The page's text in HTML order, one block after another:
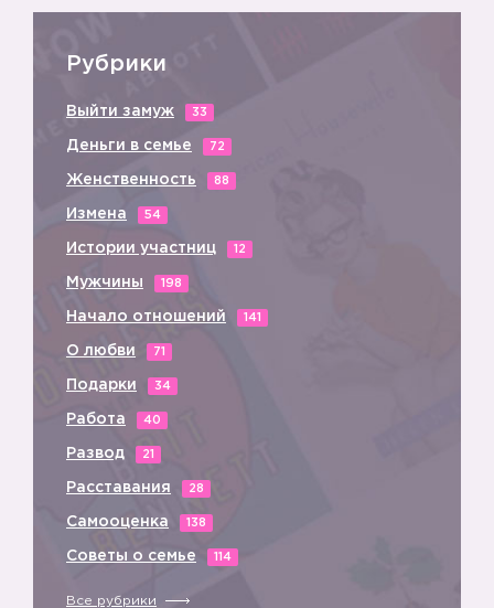
Рубрики
Выйти замуж 33
Деньги в семье 72
Женственность 88
Измена 54
Истории участниц 12
Мужчины 198
Начало отношений 141
О любви 71
Подарки 34
Работа 40
Развод 21
Расставания 28
Самооценка 138
Советы о семье 114
Все рубрики